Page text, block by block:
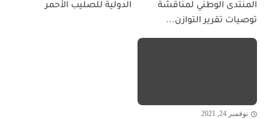
المنتدى الوطني لمناقشة
توصيات تقرير التوازن...
الدولية للصليب الأحمر
نوفمبر 24, 2021